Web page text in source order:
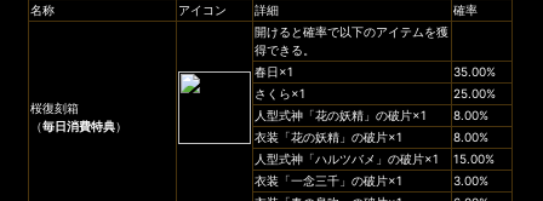
名称 アイコン 詳細 確率
桜復刻箱
（毎日消費特典）
開けると確率で以下のアイテムを獲
得できる。
春日×1
35.00%
さくら×1
25.00%
人型式神「花の妖精」の破片×1
8.00%
衣装「花の妖精」の破片×1
8.00%
人型式神「ハルツバメ」の破片×1
15.00%
衣装「一念三千」の破片×1
3.00%